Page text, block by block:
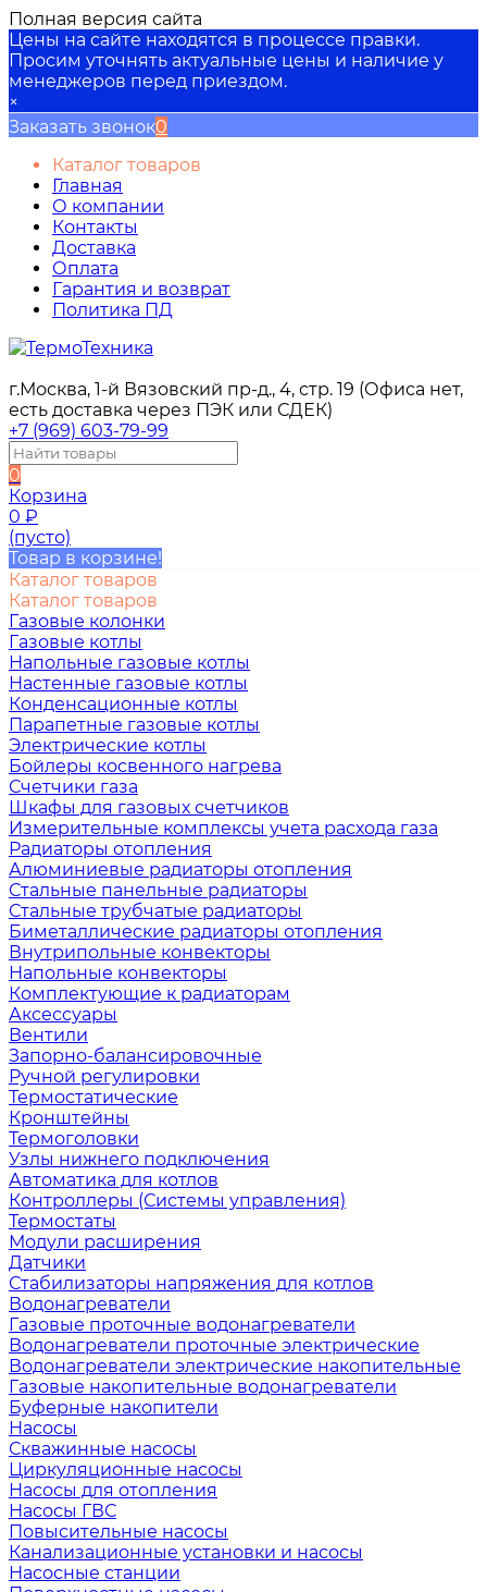
Полная версия сайта
Цены на сайте находятся в процессе правки.
Просим уточнять актуальные цены и наличие у
менеджеров перед приездом.
×
Заказать звонок0
Каталог товаров
Главная
О компании
Контакты
Доставка
Оплата
Гарантия и возврат
Политика ПД
г.Москва, 1-й Вязовский пр-д., 4, стр. 19 (Офиса нет,
есть доставка через ПЭК или СДЕК)
+7 (969) 603-79-99
0
Корзина
0 ₽
(пусто)
Товар в корзине!
Каталог товаров
Каталог товаров
Газовые колонки
Газовые котлы
Напольные газовые котлы
Настенные газовые котлы
Конденсационные котлы
Парапетные газовые котлы
Электрические котлы
Бойлеры косвенного нагрева
Счетчики газа
Шкафы для газовых счетчиков
Измерительные комплексы учета расхода газа
Радиаторы отопления
Алюминиевые радиаторы отопления
Стальные панельные радиаторы
Стальные трубчатые радиаторы
Биметаллические радиаторы отопления
Внутрипольные конвекторы
Напольные конвекторы
Комплектующие к радиаторам
Аксессуары
Вентили
Запорно-балансировочные
Ручной регулировки
Термостатические
Кронштейны
Термоголовки
Узлы нижнего подключения
Автоматика для котлов
Контроллеры (Системы управления)
Термостаты
Модули расширения
Датчики
Стабилизаторы напряжения для котлов
Водонагреватели
Газовые проточные водонагреватели
Водонагреватели проточные электрические
Водонагреватели электрические накопительные
Газовые накопительные водонагреватели
Буферные накопители
Насосы
Скважинные насосы
Циркуляционные насосы
Насосы для отопления
Насосы ГВС
Повысительные насосы
Канализационные установки и насосы
Насосные станции